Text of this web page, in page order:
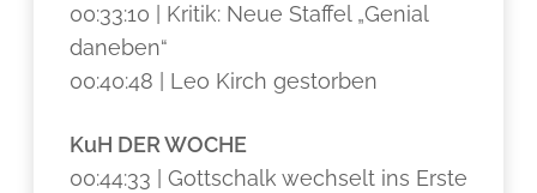
00:33:10 | Kritik: Neue Staffel „Genial
daneben“
00:40:48 | Leo Kirch gestorben
KuH DER WOCHE
00:44:33 | Gottschalk wechselt ins Erste